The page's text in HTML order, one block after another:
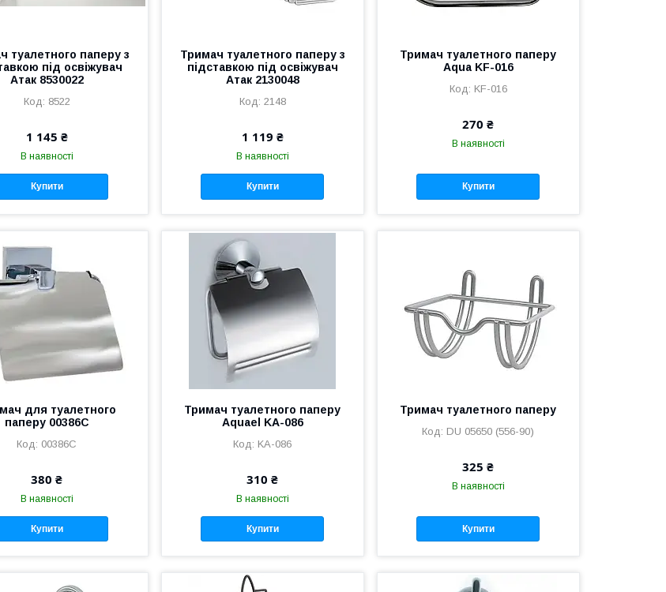
туалетного паперу з
під освіжувач
Атак 8530022
8522
1 145 ₴
В наявності
Купити
Тримач туалетного паперу з
підставкою під освіжувач
Атак 2130048
2148
1 119 ₴
В наявності
Купити
Тримач туалетного паперу
Aqua KF-016
KF-016
270 ₴
В наявності
Купити
для туалетного
паперу 00386С
00386С
380 ₴
В наявності
Купити
Тримач туалетного паперу
Aquael KA-086
KА-086
310 ₴
В наявності
Купити
Тримач туалетного паперу
DU 05650 (556-90)
325 ₴
В наявності
Купити